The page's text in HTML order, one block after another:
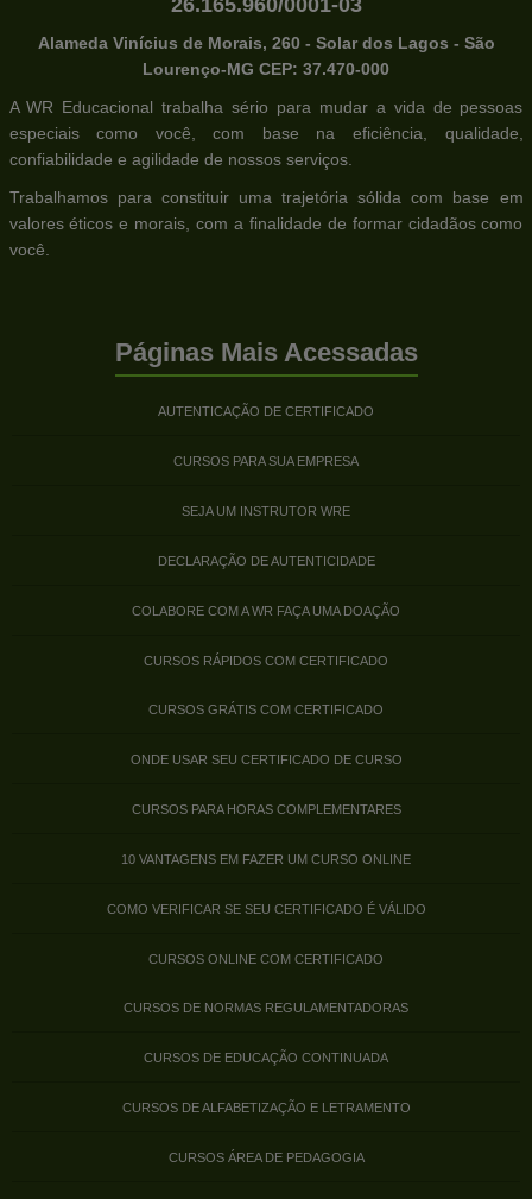
26.165.960/0001-03
Alameda Vinícius de Morais, 260 - Solar dos Lagos - São
Lourenço-MG CEP: 37.470-000
A WR Educacional trabalha sério para mudar a vida de pessoas
especiais como você, com base na eficiência, qualidade,
confiabilidade e agilidade de nossos serviços.
Trabalhamos para constituir uma trajetória sólida com base em
valores éticos e morais, com a finalidade de formar cidadãos como
você.
Páginas Mais Acessadas
AUTENTICAÇÃO DE CERTIFICADO
CURSOS PARA SUA EMPRESA
SEJA UM INSTRUTOR WRE
DECLARAÇÃO DE AUTENTICIDADE
COLABORE COM A WR FAÇA UMA DOAÇÃO
CURSOS RÁPIDOS COM CERTIFICADO
CURSOS GRÁTIS COM CERTIFICADO
ONDE USAR SEU CERTIFICADO DE CURSO
CURSOS PARA HORAS COMPLEMENTARES
10 VANTAGENS EM FAZER UM CURSO ONLINE
COMO VERIFICAR SE SEU CERTIFICADO É VÁLIDO
CURSOS ONLINE COM CERTIFICADO
CURSOS DE NORMAS REGULAMENTADORAS
CURSOS DE EDUCAÇÃO CONTINUADA
CURSOS DE ALFABETIZAÇÃO E LETRAMENTO
CURSOS ÁREA DE PEDAGOGIA